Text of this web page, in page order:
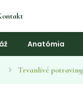
Anatómia
Trvanlivé potraviny